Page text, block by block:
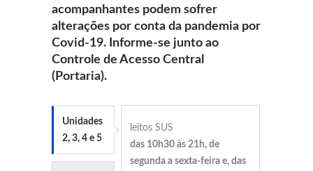
acompanhantes podem sofrer
alterações por conta da pandemia por
Covid-19. Informe-se junto ao
Controle de Acesso Central
(Portaria).
Unidades
2, 3, 4 e 5
leitos SUS
das 10h30 às 21h, de
segunda a sexta-feira e, das